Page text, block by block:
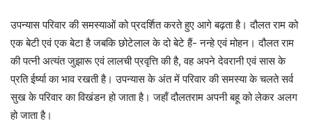
उपन्यास परिवार की समस्याओं को प्रदर्शित करते हुए आगे बढ़ता है। दौलत राम को
एक बेटी एवं एक बेटा है जबकि छोटेलाल के दो बेटे हैं- नन्हे एवं मोहन। दौलत राम
की पत्नी अत्यंत जुझारू एवं लालची प्रवृत्ति की है, वह अपने देवरानी एवं सास के
प्रति ईर्ष्या का भाव रखती है। उपन्यास के अंत में परिवार की समस्या के चलते सर्व
सुख के परिवार का विखंडन हो जाता है। जहाँ दौलतराम अपनी बहू को लेकर अलग
हो जाता है।